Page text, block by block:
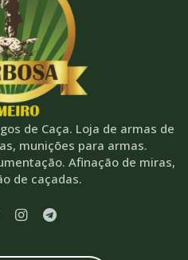
de Caça. Loja de armas de
munições para armas.
Afinação de miras,
de caçadas.